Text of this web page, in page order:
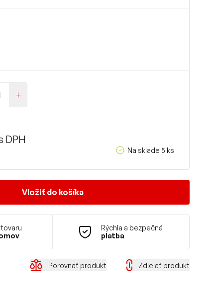
DPH
Na sklade 5 ks
Vložiť do košíka
Rýchla a bezpečná
platba
Porovnať produkt Zdielať produkt